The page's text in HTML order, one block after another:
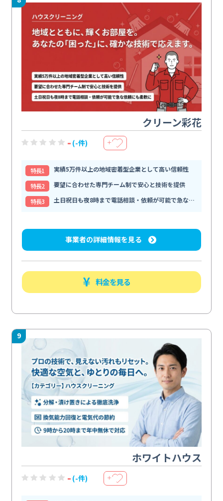
クリーン彩花
- (-件) ＋
特⻑1
実績5万件以上の地域密着型企業として高い信頼性
特⻑2
要望に合わせた専門チーム制で安心と技術を提供
特⻑3
土日祝日も夜8時まで電話相談・依頼が可能で急な依頼にも柔軟に
事業者の詳細情報を見る
料金を見る
9
ホワイトハウス
- (-件) ＋